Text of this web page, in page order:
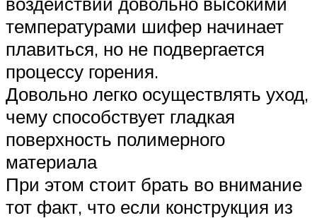
температурами шифер начинает
плавиться, но не подвергается
процессу горения.
Довольно легко осуществлять уход,
чему способствует гладкая
поверхность полимерного
материала
При этом стоит брать во внимание
тот факт, что если конструкция из